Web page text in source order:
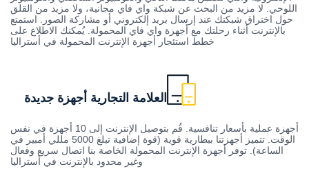
اللوحي. لا مزيد من البحث عن شبكة واي فاي مجانية، ولا مزيد من القلق
حول اختراق شبكتك عند إرسال بريد إلكتروني أو مشاركة الصور. استمتع
بالإنترنت أثناء رحلتك مع أجهزة واي فاي المحمولة. يُمكنك الاطلاع على
خطط استئجار أجهزة الإنترنت المحمولة في أستراليا
العلامة التجارية أجهزة جديدة
أجهزة عملية بأسعار تنافسية. قُم بتوصيل الإنترنت إلى 10 أجهزة في نفس
الوقت. تتميز أجهزتنا ببطارية قوية (قوة إضافية تبلغ 5000 مللي أمبير في
الساعة). توفر أجهزة الإنترنت المحمولة الخاصة بنا اتصال سريع وفعال
وغير محدود بالإنترنت في أستراليا